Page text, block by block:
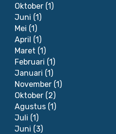
Oktober (1)
Juni (1)
Mei (1)
April (1)
Maret (1)
Februari (1)
Januari (1)
November (1)
Oktober (2)
Agustus (1)
Juli (1)
Juni (3)